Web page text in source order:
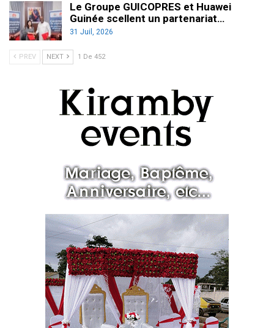
Le Groupe GUICOPRES et Huawei
Guinée scellent un partenariat…
31 Juil, 2026
PREV NEXT 1 De 452